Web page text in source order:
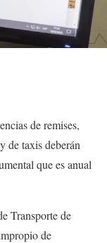
de remises,
de taxis deberán
que es anual
Transporte de
de